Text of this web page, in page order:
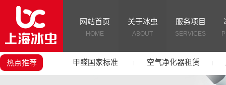
网站首页
HOME
关于冰虫
ABOUT
服务项目
SERVICES
热点推荐 甲醛国家标准 空气净化器租赁